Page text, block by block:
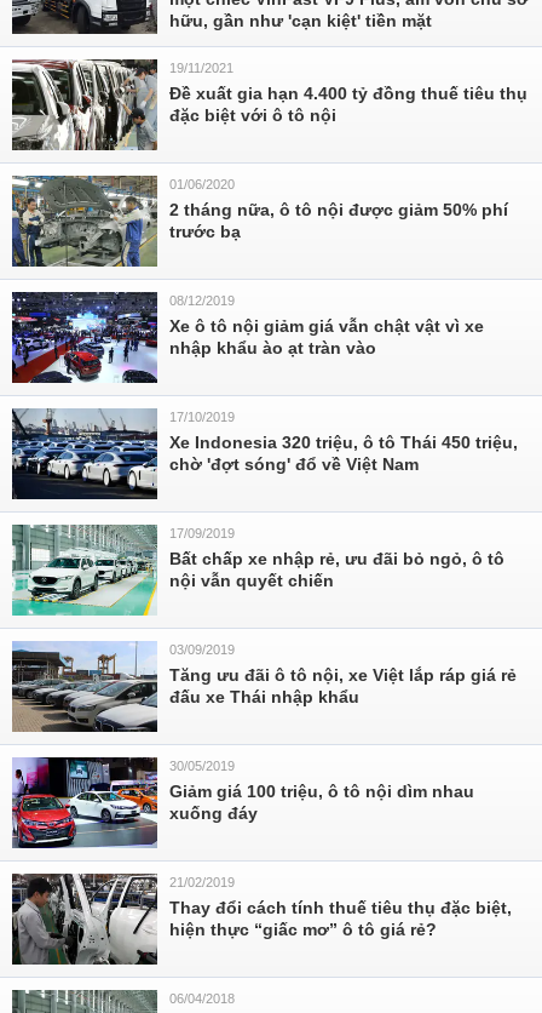
hữu, gần như 'cạn kiệt' tiền mặt
19/11/2021
Đề xuất gia hạn 4.400 tỷ đồng thuế tiêu thụ
đặc biệt với ô tô nội
01/06/2020
2 tháng nữa, ô tô nội được giảm 50% phí
trước bạ
08/12/2019
Xe ô tô nội giảm giá vẫn chật vật vì xe
nhập khẩu ào ạt tràn vào
17/10/2019
Xe Indonesia 320 triệu, ô tô Thái 450 triệu,
chờ 'đợt sóng' đổ về Việt Nam
17/09/2019
Bất chấp xe nhập rẻ, ưu đãi bỏ ngỏ, ô tô
nội vẫn quyết chiến
03/09/2019
Tăng ưu đãi ô tô nội, xe Việt lắp ráp giá rẻ
đấu xe Thái nhập khẩu
30/05/2019
Giảm giá 100 triệu, ô tô nội dìm nhau
xuống đáy
21/02/2019
Thay đổi cách tính thuế tiêu thụ đặc biệt,
hiện thực “giấc mơ” ô tô giá rẻ?
06/04/2018